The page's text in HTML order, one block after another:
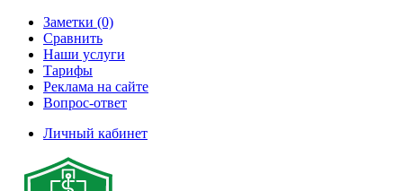
Заметки (0)
Сравнить
Наши услуги
Тарифы
Реклама на сайте
Вопрос-ответ
Личный кабинет